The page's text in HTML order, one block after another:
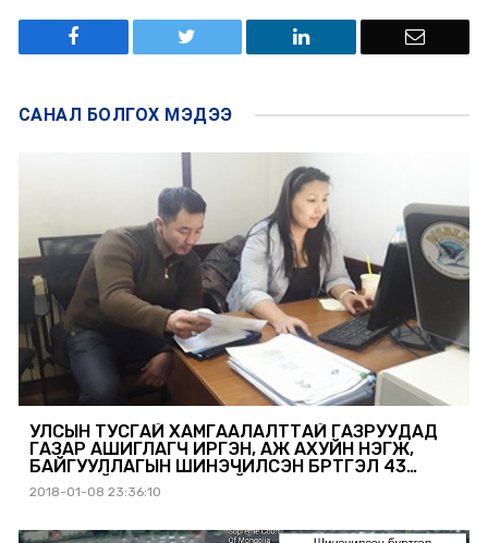
САНАЛ БОЛГОХ МЭДЭЭ
УЛСЫН ТУСГАЙ ХАМГААЛАЛТТАЙ ГАЗРУУДАД
ГАЗАР АШИГЛАГЧ ИРГЭН, АЖ АХУЙН НЭГЖ,
БАЙГУУЛЛАГЫН ШИНЭЧИЛСЭН БҮРТГЭЛ 43
ХУВЬТАЙ ЯВАГДАЖ БАЙНА
2018-01-08 23:36:10